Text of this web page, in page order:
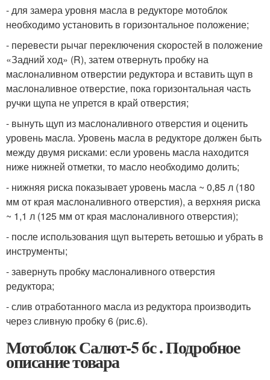
- для замера уровня масла в редукторе мотоблок
необходимо установить в горизонтальное положение;
- перевести рычаг переключения скоростей в положение
«Задний ход» (R), затем отвернуть пробку на
маслоналивном отверстии редук­тора и вставить щуп в
маслоналивное отверстие, пока горизонтальная часть
ручки щупа не упрется в край отверстия;
- вынуть щуп из маслоналивного отверстия и оценить
уровень масла. Уровень масла в редукторе должен быть
между двумя риска­ми: если уровень масла находится
ниже нижней отметки, то масло необходимо долить;
- нижняя риска показывает уровень масла ~ 0,85 л (180
мм от края маслоналивного отверстия), а верхняя риска
~ 1,1 л (125 мм от края маслоналивного отверстия);
- после использования щуп вытереть ветошью и убрать в
инструменты;
- завернуть пробку маслоналивного отверстия
редуктора;
- слив отработанного масла из редуктора производить
через сливную пробку 6 (рис.6).
Мотоблок Салют-5 бс . Подробное
описание товара